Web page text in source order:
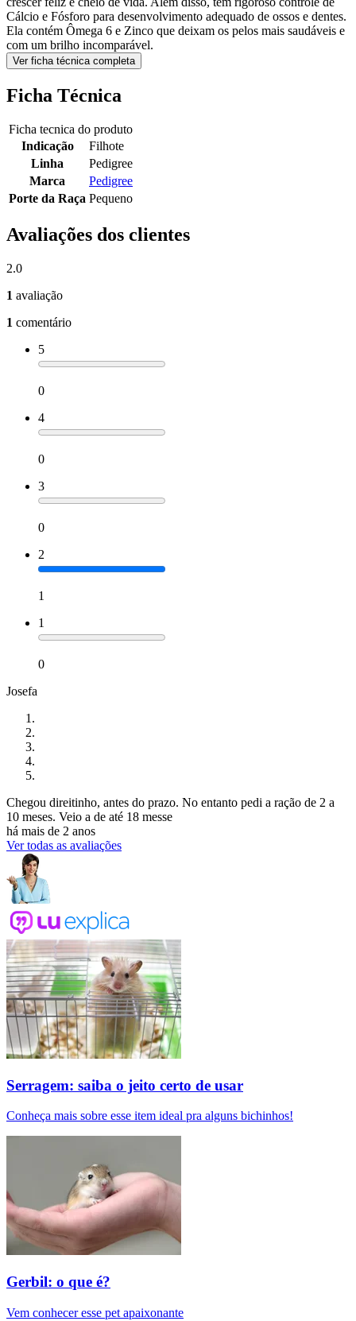
Cálcio e Fósforo para desenvolvimento adequado de ossos e dentes.
Ela contém Ômega 6 e Zinco que deixam os pelos mais saudáveis e
com um brilho incomparável.
Ver ficha técnica completa
Ficha Técnica
Ficha tecnica do produto
Indicação
Filhote
Linha
Pedigree
Marca
Pedigree
Porte da Raça Pequeno
Avaliações dos clientes
2.0
1 avaliação
1 comentário
5
0
4
0
3
0
2
1
1
0
Josefa
Chegou direitinho, antes do prazo. No entanto pedi a ração de 2 a
10 meses. Veio a de até 18 messe
há mais de 2 anos
Ver todas as avaliações
Serragem: saiba o jeito certo de usar
Conheça mais sobre esse item ideal pra alguns bichinhos!
Gerbil: o que é?
Vem conhecer esse pet apaixonante